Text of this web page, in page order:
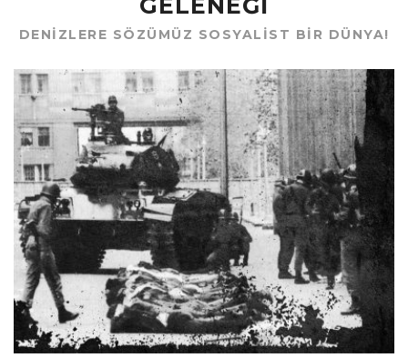
DENIZLERE SÖZÜMÜZ SOSYALIST BIR DÜNYA!